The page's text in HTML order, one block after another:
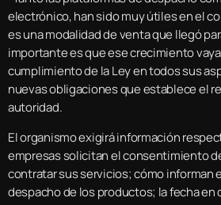
electrónico, han sido muy útiles en el
es una modalidad de venta que llegó
importante es que ese crecimiento
cumplimiento de la Ley en todos sus
nuevas obligaciones que establece el
autoridad.
El organismo exigirá información
empresas solicitan el consentimiento
contratar sus servicios; cómo informan
despacho de los productos; la fecha en